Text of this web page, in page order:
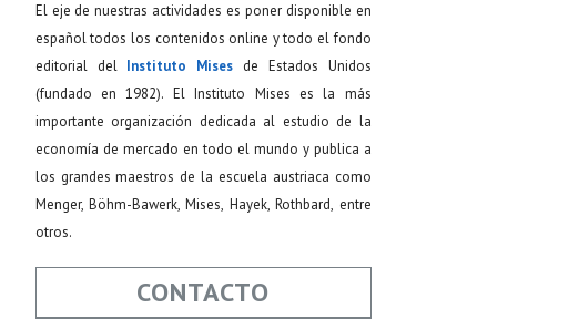
El eje de nuestras actividades es poner disponible en
español todos los contenidos online y todo el fondo
editorial del Instituto Mises de Estados Unidos
(fundado en 1982). El Instituto Mises es la más
importante organización dedicada al estudio de la
economía de mercado en todo el mundo y publica a
los grandes maestros de la escuela austriaca como
Menger, Böhm-Bawerk, Mises, Hayek, Rothbard, entre
otros.
CONTACTO